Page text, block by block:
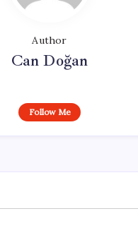
Author
Can Doğan
Follow Me